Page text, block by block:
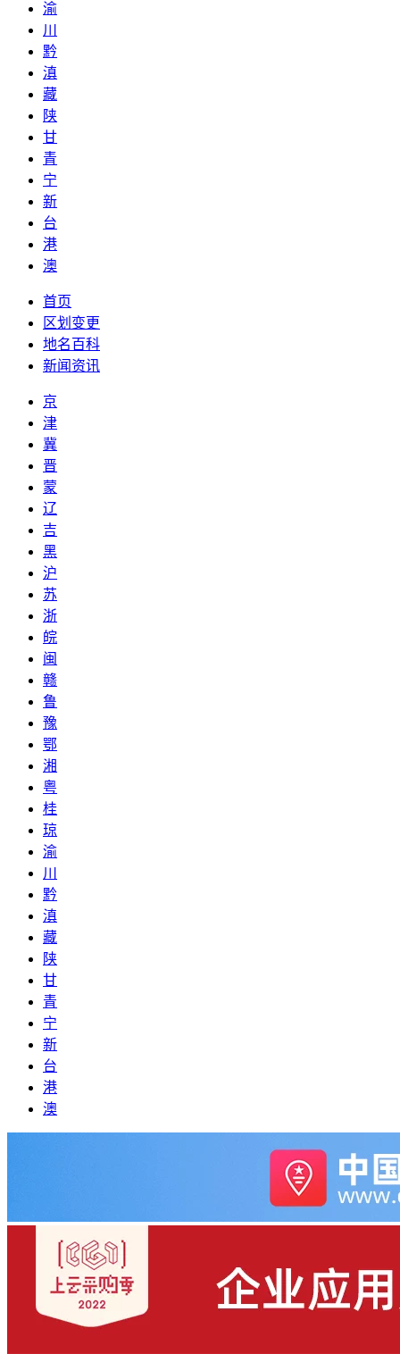
渝
川
黔
滇
藏
陕
甘
青
宁
新
台
港
澳
首页
区划变更
地名百科
新闻资讯
京
津
冀
晋
蒙
辽
吉
黑
沪
苏
浙
皖
闽
赣
鲁
豫
鄂
湘
粤
桂
琼
渝
川
黔
滇
藏
陕
甘
青
宁
新
台
港
澳